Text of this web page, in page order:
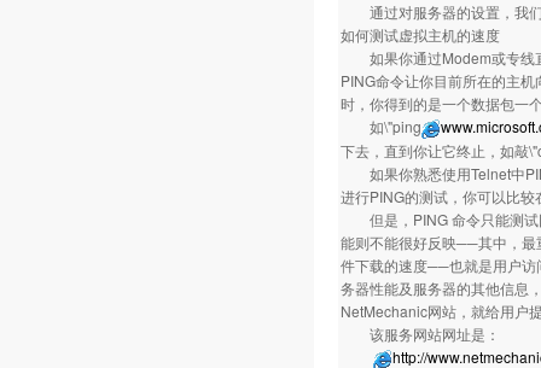
通过对服务器的设置，我们
如何测试虚拟主机的速度
如果你通过Modem或专线
PING命令让你目前所在的主
时，你得到的是一个数据包一
如\"ping
下去，直到你让它终止，如敲
如果你熟悉使用Telnet中
进行PING的测试，你可以比
但是，PING 命令只能测试
能则不能很好反映──其中，最
件下载的速度──也就是用户访
务器性能及服务器的其他信息
NetMechanic网站，就给用户
该服务网站网址是
http://